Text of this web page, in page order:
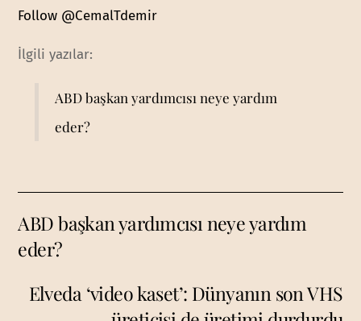
Follow @CemalTdemir
İlgili yazılar:
ABD başkan yardımcısı neye yardım
eder?
ABD başkan yardımcısı neye yardım
eder?
Elveda ‘video kaset’: Dünyanın son VHS